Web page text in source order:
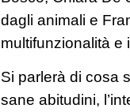
dagli animali e
multifunzionalità e
Si parlerà di cosa
sane abitudini,